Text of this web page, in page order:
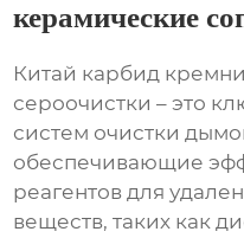
керамические
Китай карбид
сероочистки – это
систем очистки
обеспечивающие
реагентов для
веществ, таких как